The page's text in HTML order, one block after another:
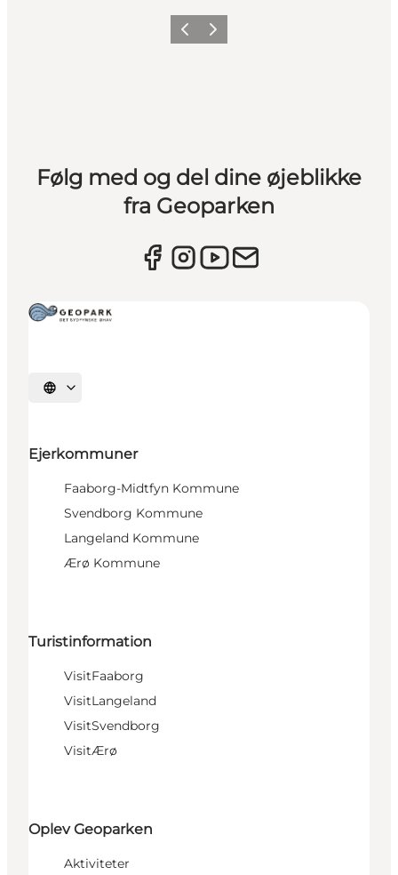
ForrigeNæste
Følg med og del dine øjeblikke
fra Geoparken
Vælg sprog
Ejerkommuner
Faaborg-Midtfyn Kommune
Svendborg Kommune
Langeland Kommune
Ærø Kommune
Turistinformation
VisitFaaborg
VisitLangeland
VisitSvendborg
VisitÆrø
Oplev Geoparken
Aktiviteter